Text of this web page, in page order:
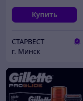
Купить
СТАРВЕСТ
г. Минск